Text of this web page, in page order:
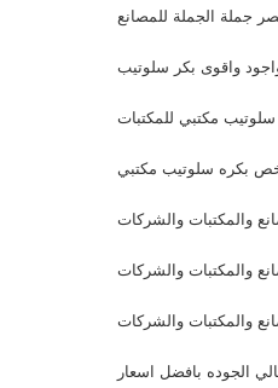
جملة الجملة للمصانع
واقوى بكر سلوتيب
بكره سلوتيب مكتبي
والمكتبات والشركات
والمكتبات والشركات
والمكتبات والشركات
الجوده بافضل اسعار